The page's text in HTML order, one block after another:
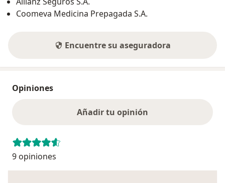
Coomeva Medicina Prepagada S.A.
Encuentre su aseguradora
Opiniones
Añadir tu opinión
9 opiniones